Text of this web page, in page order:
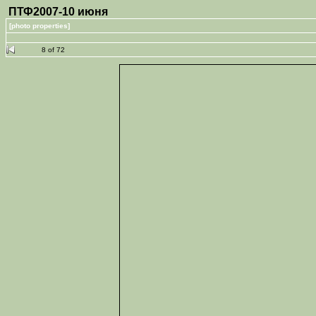
ПТФ2007-10 июня
[photo properties]
8 of 72